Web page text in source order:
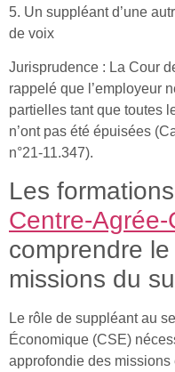
5. Un suppléant d’une
de voix
Jurisprudence : La Cour
rappelé que l’employeur
partielles tant que toutes
n’ont pas été épuisées
n°21-11.347).
Les
Centre-Agrée-
comprendre
missions du
Le rôle de suppléant au
Économique (CSE)
approfondie des